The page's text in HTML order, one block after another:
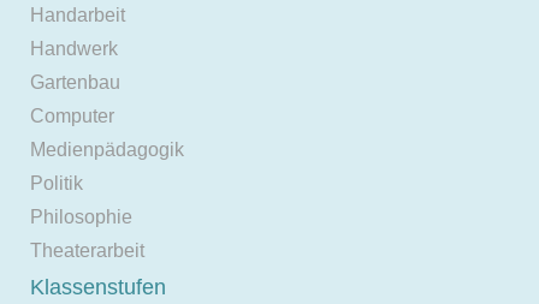
Handarbeit
Handwerk
Gartenbau
Computer
Medienpädagogik
Politik
Philosophie
Theaterarbeit
Klassenstufen